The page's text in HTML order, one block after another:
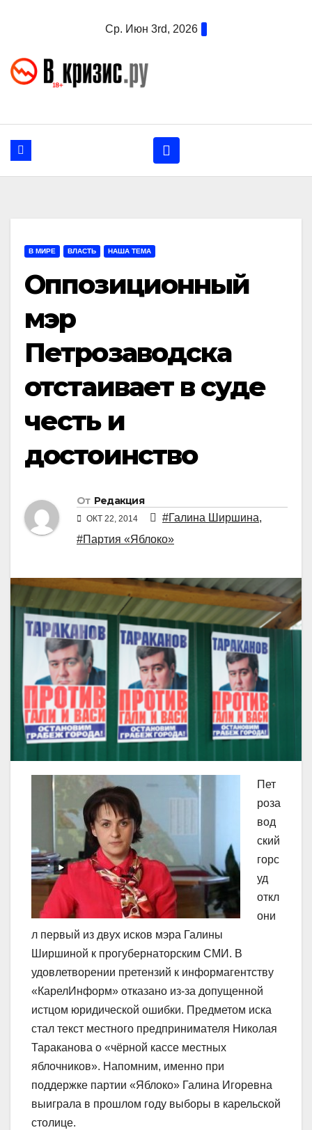
Ср. Июн 3rd, 2026
В МИРЕ ВЛАСТЬ НАША ТЕМА
Оппозиционный
мэр
Петрозаводска
отстаивает в суде
честь и
достоинство
От Редакция
ОКТ 22, 2014 #Галина Ширшина,
#Партия «Яблоко»
Пет
роза
вод
ский
горс
уд
откл
они
л первый из двух исков мэра Галины
Ширшиной к прогубернаторским СМИ. В
удовлетворении претензий к информагентству
«КарелИнформ» отказано из-за допущенной
истцом юридической ошибки. Предметом иска
стал текст местного предпринимателя Николая
Тараканова о «чёрной кассе местных
яблочников». Напомним, именно при
поддержке партии «Яблоко» Галина Игоревна
выиграла в прошлом году выборы в карельской
столице.